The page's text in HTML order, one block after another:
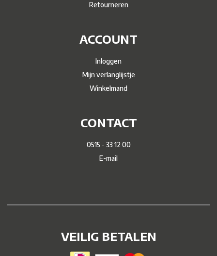
Retourneren
ACCOUNT
Inloggen
Mijn verlanglijstje
Winkelmand
CONTACT
0515 - 33 12 00
E-mail
VEILIG BETALEN